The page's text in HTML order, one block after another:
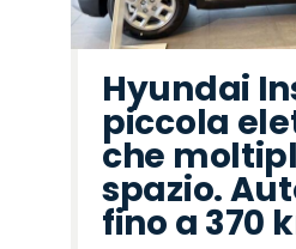
Hyundai
piccola
che
spazio.
fino a 370